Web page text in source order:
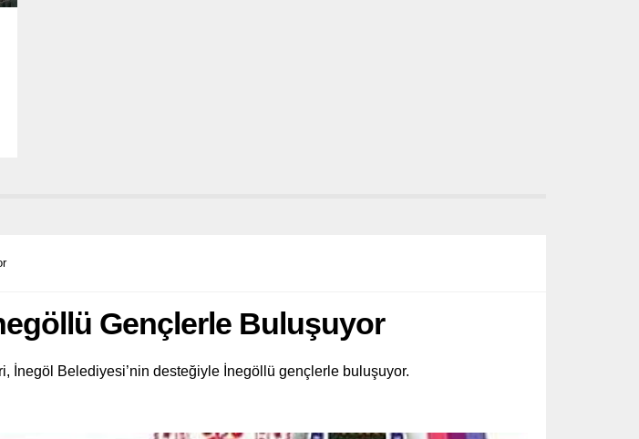
Gençlerle Buluşuyor
İnegöl Belediyesi’nin desteğiyle İnegöllü gençlerle buluşuyor.